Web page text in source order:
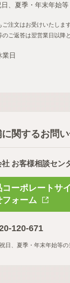
、夏季・年末年始等
注文はお受けいたしま
ご返答は翌営業日以降
業日
関するお問
お客様相談セン
ーポレートサ
フォーム
120-671
、夏季・年末年始等の